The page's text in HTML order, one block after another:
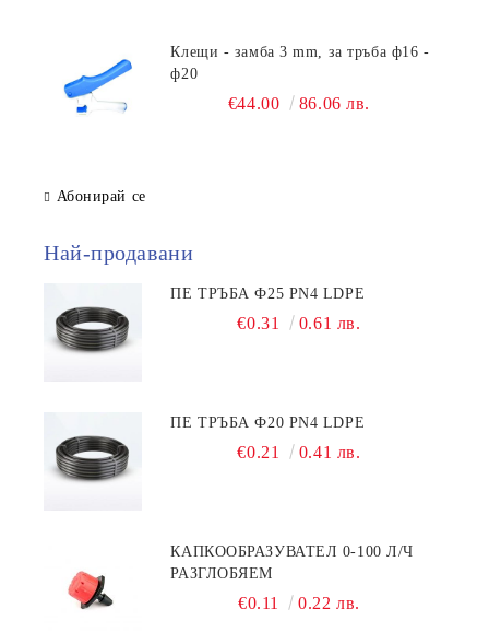
Клещи - замба 3 mm, за тръба ф16 -
ф20
€44.00 86.06 лв.
Абонирай се
Най-продавани
ПЕ ТРЪБА Ф25 PN4 LDPE
€0.31 0.61 лв.
ПЕ ТРЪБА Ф20 PN4 LDPE
€0.21 0.41 лв.
КАПКООБРАЗУВАТЕЛ 0-100 Л/Ч
РАЗГЛОБЯЕМ
€0.11 0.22 лв.